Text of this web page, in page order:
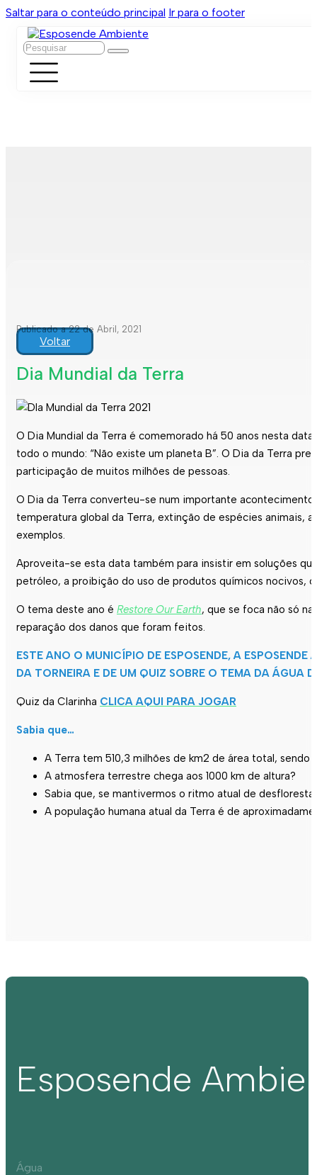
Saltar para o conteúdo principal Ir para o footer
Pesquisar
Publicado a 22 de Abril, 2021
Voltar
Dia Mundial da Terra
O Dia Mundial da Terra é comemorado há 50 anos nesta
todo o mundo: “Não existe um planeta B”. O Dia da Terra
participação de muitos milhões de pessoas.
O Dia da Terra converteu-se num importante
temperatura global da Terra, extinção de espécies animais,
exemplos.
Aproveita-se esta data também para insistir em soluções
petróleo, a proibição do uso de produtos químicos nocivos,
O tema deste ano é Restore Our Earth, que se foca não só
reparação dos danos que foram feitos.
ESTE ANO O MUNICÍPIO DE ESPOSENDE, A
DA TORNEIRA E DE UM QUIZ SOBRE O TEMA DA ÁGUA
Quiz da Clarinha CLICA AQUI PARA JOGAR
Sabia que…
A Terra tem 510,3 milhões de km2 de área total,
A atmosfera terrestre chega aos 1000 km de altura?
Sabia que, se mantivermos o ritmo atual de
A população humana atual da Terra é de
Esposende
Água